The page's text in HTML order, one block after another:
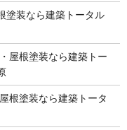
塗装なら建築トータル
屋根塗装なら建築トー
根塗装なら建築トータ